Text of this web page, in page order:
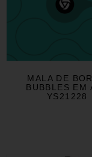
MALA DE
BUBBLES EM
YS21228